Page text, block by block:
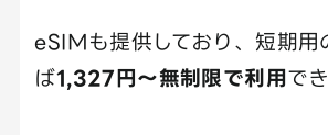
eSIMも提供しており、短期用
ば1,327円～無制限で利用 で